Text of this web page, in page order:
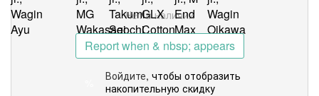
Нет в наличии
Report when & nbsp; appears
Войдите, чтобы отобразить
накопительную скидку